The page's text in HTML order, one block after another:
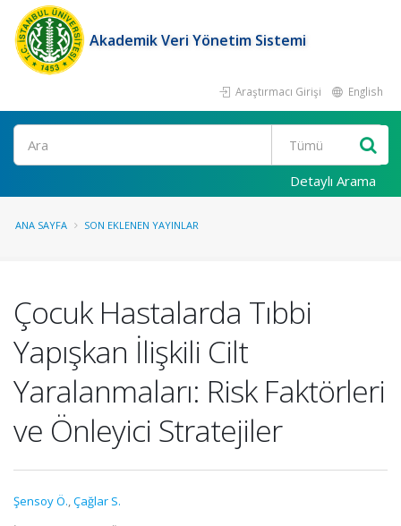
Akademik Veri Yönetim Sistemi
Araştırmacı Girişi English
Ara
Detaylı Arama
ANA SAYFA SON EKLENEN YAYINLAR
Çocuk Hastalarda Tıbbi
Yapışkan İlişkili Cilt
Yaralanmaları: Risk Faktörleri
ve Önleyici Stratejiler
Şensoy Ö.,Çağlar S.